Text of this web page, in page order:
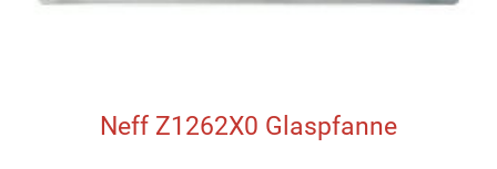
Neff Z1262X0 Glaspfanne